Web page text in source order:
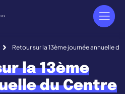
Retour sur la 13ème journée annuelle
la 13ème
du Centre